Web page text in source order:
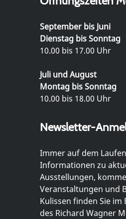
September bis Juni
Dienstag bis Sonntag
10.00 bis 17.00 Uhr
Juli und August
Montag bis Sonntag
10.00 bis 18.00 Uhr
Newsletter-
Immer auf dem
Informationen zu
Ausstellungen,
Veranstaltungen und
Kulissen finden Sie im
des Richard Wagner